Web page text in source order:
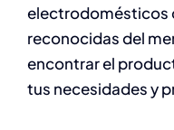
electrodomésticos
reconocidas del
encontrar el
tus necesidades y